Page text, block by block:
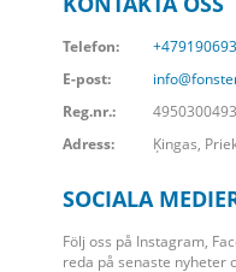
Telefon:
E-post:
Reg.nr.:
Adress:
Ķingas,
SOCIALA
Följ oss på Instagram,
reda på senaste nyheter